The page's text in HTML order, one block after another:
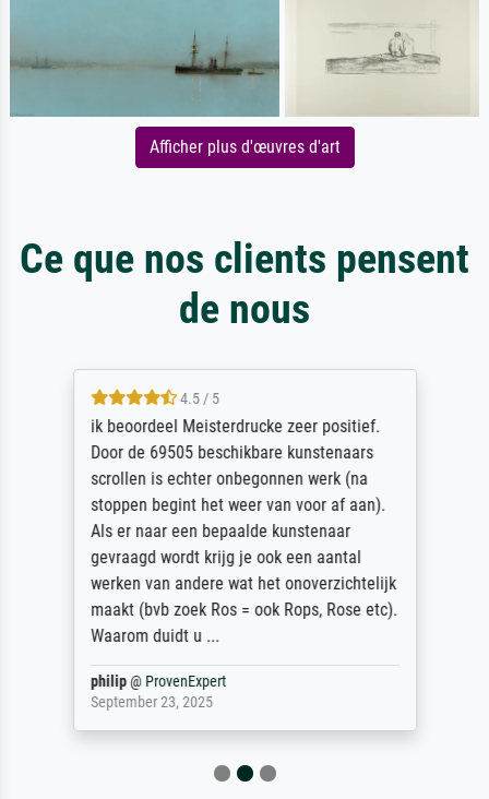
Afficher plus d'œuvres d'art
Ce que nos clients pensent
de nous
4.5 / 5
ik beoordeel Meisterdrucke zeer positief.
Door de 69505 beschikbare kunstenaars
scrollen is echter onbegonnen werk (na
stoppen begint het weer van voor af aan).
Als er naar een bepaalde kunstenaar
gevraagd wordt krijg je ook een aantal
werken van andere wat het onoverzichtelijk
maakt (bvb zoek Ros = ook Rops, Rose etc).
Waarom duidt u ...
philip@ ProvenExpert
September 23, 2025